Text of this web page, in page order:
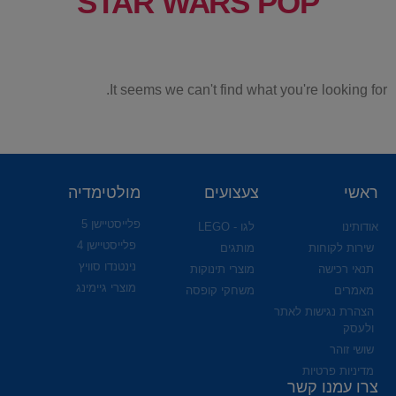
It seems we can't find what you're looking for.
ראשי
אודותינו
שירות לקוחות
תנאי רכישה
מאמרים
הצהרת נגישות לאתר
ולעסק
שושי זוהר
מדיניות פרטיות
צעצועים
לגו - LEGO
מותגים
מוצרי תינוקות
משחקי קופסה
מולטימדיה
פלייסטיישן 5
פלייסטיישן 4
נינטנדו סוויץ
מוצרי גיימינג
צרו עמנו קשר